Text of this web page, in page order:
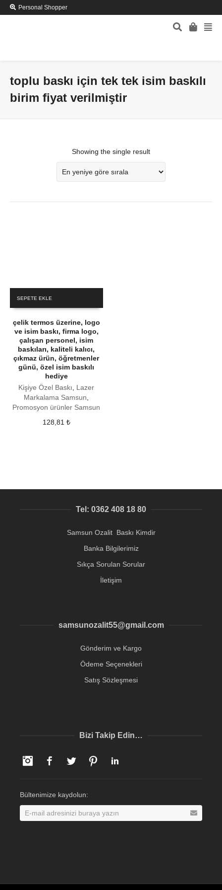
Personal Shopper
toplu baskı için tek tek isim baskılı
birim fiyat verilmiştir
Showing the single result
SEPETE EKLE
çelik termos üzerine, logo
ve isim baskı, firma logo,
çalışan personel, isim
baskıları, kaliteli kalıcı,
çıkmaz ürün, öğretmenler
günü, özel isim baskılı
hediye
Kişiye Özel Baskı
Lazer
Markalama Samsun
Promosyon ürünler Samsun
128,81 ₺
Tel: 0362 408 18 80
Samsun Ozalit Baskı Kimdir
Banka Bilgilerimiz
Sıkça Sorulan Sorular
İletişim
samsunozalit55@gmail.com
Gönderim ve Kargo
Ödeme Seçenekleri
Satış Sözleşmesi
Bizi Takip Edin…
InstagramFacebookTwitter Pinterest
Bültenimize kaydolun: